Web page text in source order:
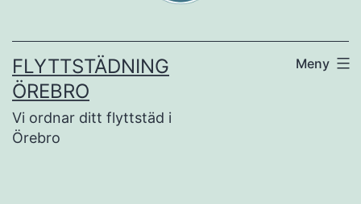
FLYTTSTÄDNING
ÖREBRO
Vi ordnar ditt flyttstäd i
Örebro
Meny